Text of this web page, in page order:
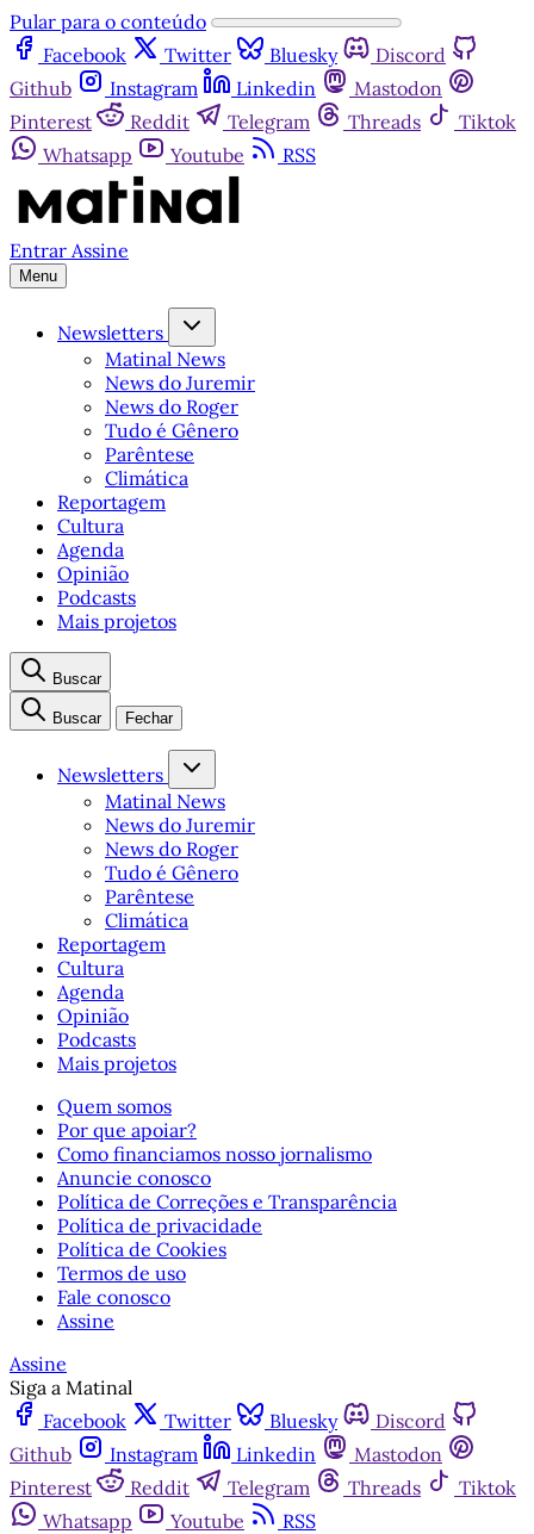
Pular para o conteúdo
Facebook
Twitter Bluesky
Discord
Github
Instagram Linkedin
Mastodon
Pinterest
Reddit Telegram Threads
Tiktok
Whatsapp
Youtube RSS
Entrar Assine
Menu
Newsletters
Matinal News
News do Juremir
News do Roger
Tudo é Gênero
Parêntese
Climática
Reportagem
Cultura
Agenda
Opinião
Podcasts
Mais projetos
Buscar
Buscar Fechar
Newsletters
Matinal News
News do Juremir
News do Roger
Tudo é Gênero
Parêntese
Climática
Reportagem
Cultura
Agenda
Opinião
Podcasts
Mais projetos
Quem somos
Por que apoiar?
Como financiamos nosso jornalismo
Anuncie conosco
Política de Correções e Transparência
Política de privacidade
Política de Cookies
Termos de uso
Fale conosco
Assine
Assine
Siga a Matinal
Facebook
Twitter Bluesky
Discord
Github
Instagram Linkedin
Mastodon
Pinterest
Reddit Telegram Threads
Tiktok
Whatsapp
Youtube
RSS